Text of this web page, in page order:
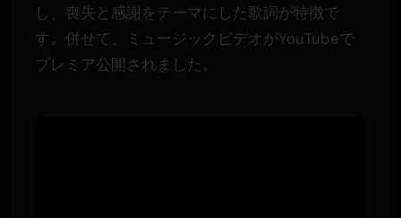
し、喪失と感謝をテーマにした歌詞が特徴で
す。併せて、ミュージックビデオがYouTubeで
プレミア公開されました。